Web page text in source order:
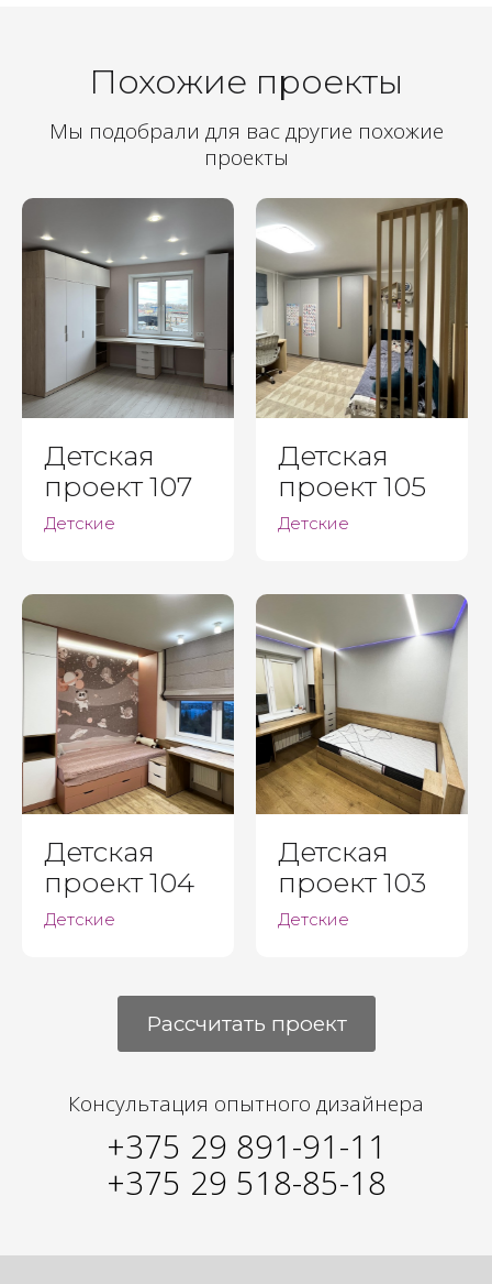
Похожие проекты
Мы подобрали для вас другие похожие
проекты
Детская
проект 107
Детские
Детская
проект 105
Детские
Детская
проект 104
Детские
Детская
проект 103
Детские
Рассчитать проект
Консультация опытного дизайнера
+375 29 891-91-11
+375 29 518-85-18